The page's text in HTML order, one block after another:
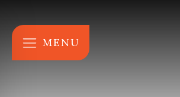
MENU